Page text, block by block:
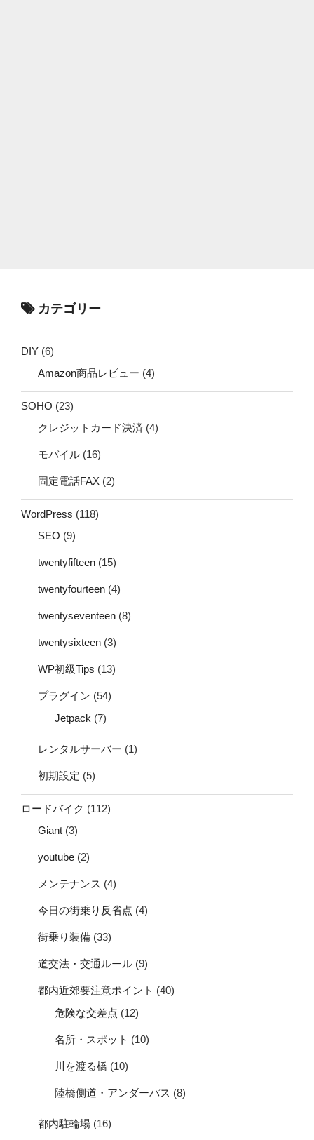
カテゴリー
DIY (6)
Amazon商品レビュー (4)
SOHO (23)
クレジットカード決済 (4)
モバイル (16)
固定電話FAX (2)
WordPress (118)
SEO (9)
twentyfifteen (15)
twentyfourteen (4)
twentyseventeen (8)
twentysixteen (3)
WP初級Tips (13)
プラグイン (54)
Jetpack (7)
レンタルサーバー (1)
初期設定 (5)
ロードバイク (112)
Giant (3)
youtube (2)
メンテナンス (4)
今日の街乗り反省点 (4)
街乗り装備 (33)
道交法・交通ルール (9)
都内近郊要注意ポイント (40)
危険な交差点 (12)
名所・スポット (10)
川を渡る橋 (10)
陸橋側道・アンダーパス (8)
都内駐輪場 (16)